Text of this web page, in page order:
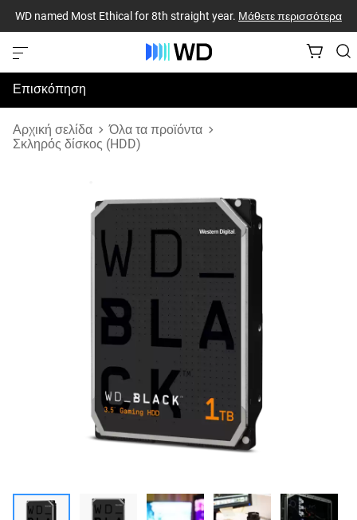
WD named Most Ethical for 8th straight year. Μάθετε περισσότερα
Επισκόπηση
Προδιαγραφές
Αρχική σελίδα
Όλα τα προϊόντα
Σκληρός δίσκος (HDD)